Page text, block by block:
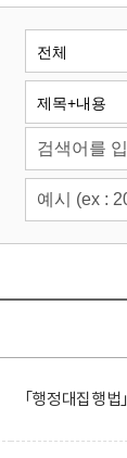
「행정대집행